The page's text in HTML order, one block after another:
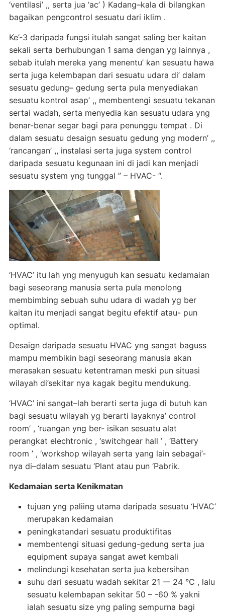
‘ventilasi’ ,, serta jua ‘ac’ ) Kadang–kala di bilangkan
bagaikan pengcontrol sesuatu dari iklim .
Ke’-3 daripada fungsi itulah sangat saling ber kaitan
sekali serta berhubungan 1 sama dengan yg lainnya ,
sebab itulah mereka yang menentu’ kan sesuatu hawa
serta juga kelembapan dari sesuatu udara di’ dalam
sesuatu gedung– gedung serta pula menyediakan
sesuatu kontrol asap’ ,, membentengi sesuatu tekanan
sertai wadah, serta menyedia kan sesuatu udara yng
benar-benar segar bagi para penunggu tempat . Di
dalam sesuatu desaign sesuatu gedung yng modern’ ,,
‘rancangan’ ,, instalasi serta juga system control
daripada sesuatu kegunaan ini di jadi kan menjadi
sesuatu system yng tunggal ” – HVAC- “.
‘HVAC’ itu lah yng menyuguh kan sesuatu kedamaian
bagi seseorang manusia serta pula menolong
membimbing sebuah suhu udara di wadah yg ber
kaitan itu menjadi sangat begitu efektif atau- pun
optimal.
Desaign daripada sesuatu HVAC yng sangat baguss
mampu membikin bagi seseorang manusia akan
merasakan sesuatu ketentraman meski pun situasi
wilayah di’sekitar nya kagak begitu mendukung.
‘HVAC’ ini sangat–lah berarti serta juga di butuh kan
bagi sesuatu wilayah yg berarti layaknya’ control
room’ , ‘ruangan yng ber- isikan sesuatu alat
perangkat elechtronic , ‘switchgear hall ’ , ‘Battery
room ’ , ‘workshop wilayah serta yang lain sebagai’-
nya di–dalam sesuatu ‘Plant atau pun ‘Pabrik.
Kedamaian serta Kenikmatan
tujuan yng paliing utama daripada sesuatu ‘HVAC’
merupakan kedamaian
peningkatandari sesuatu produktifitas
membentengi situasi gedung-gedung serta jua
equipment supaya sangat awet kembali
melindungi kesehatan serta jua kebersihan
suhu dari sesuatu wadah sekitar 21 -– 24 °C , lalu
sesuatu kelembapan sekitar 50 – -60 % yakni
ialah sesuatu size yng paling sempurna bagi